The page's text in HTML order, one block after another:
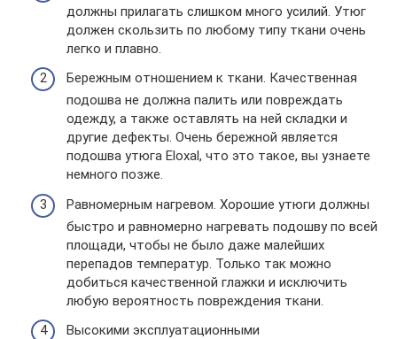
должны прилагать слишком много усилий. Утюг
должен скользить по любому типу ткани очень
легко и плавно.
Бережным отношением к ткани. Качественная
подошва не должна палить или повреждать
одежду, а также оставлять на ней складки и
другие дефекты. Очень бережной является
подошва утюга Eloxal, что это такое, вы узнаете
немного позже.
Равномерным нагревом. Хорошие утюги должны
быстро и равномерно нагревать подошву по всей
площади, чтобы не было даже малейших
перепадов температур. Только так можно
добиться качественной глажки и исключить
любую вероятность повреждения ткани.
Высокими эксплуатационными